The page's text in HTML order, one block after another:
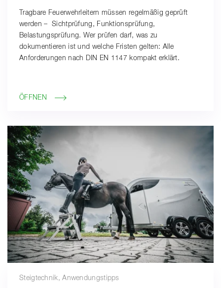
Tragbare Feuerwehrleitern müssen regelmäßig geprüft
werden – Sichtprüfung, Funktionsprüfung,
Belastungsprüfung. Wer prüfen darf, was zu
dokumentieren ist und welche Fristen gelten: Alle
Anforderungen nach DIN EN 1147 kompakt erklärt.
ÖFFNEN
Steigtechnik, Anwendungstipps